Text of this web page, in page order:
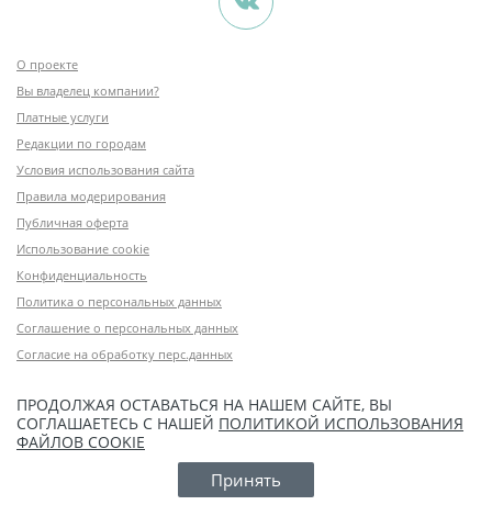
О проекте
Вы владелец компании?
Платные услуги
Редакции по городам
Условия использования сайта
Правила модерирования
Публичная оферта
Использование cookie
Конфиденциальность
Политика о персональных данных
Соглашение о персональных данных
Согласие на обработку перс.данных
ПРОДОЛЖАЯ ОСТАВАТЬСЯ НА НАШЕМ САЙТЕ, ВЫ
СОГЛАШАЕТЕСЬ С НАШЕЙ ПОЛИТИКОЙ ИСПОЛЬЗОВАНИЯ
ФАЙЛОВ COOKIE
Принять